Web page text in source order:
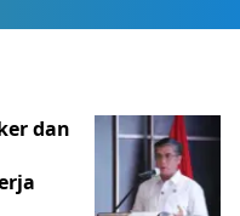
dan